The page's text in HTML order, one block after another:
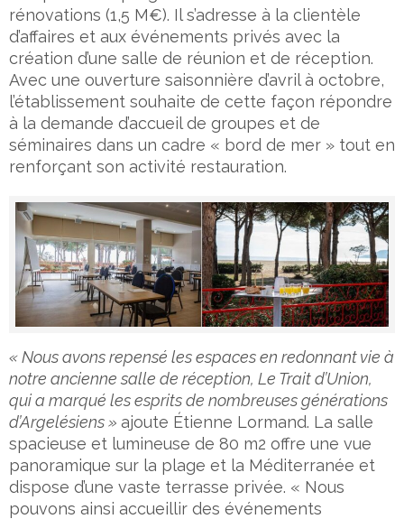
rénovations (1,5 M€). Il s’adresse à la clientèle
d’affaires et aux événements privés avec la
création d’une salle de réunion et de réception.
Avec une ouverture saisonnière d’avril à octobre,
l’établissement souhaite de cette façon répondre
à la demande d’accueil de groupes et de
séminaires dans un cadre « bord de mer » tout en
renforçant son activité restauration.
« Nous avons repensé les espaces en redonnant vie à
notre ancienne salle de réception, Le Trait d’Union,
qui a marqué les esprits de nombreuses générations
d’Argelésiens » ajoute Étienne Lormand. La salle
spacieuse et lumineuse de 80 m2 offre une vue
panoramique sur la plage et la Méditerranée et
dispose d’une vaste terrasse privée. « Nous
pouvons ainsi accueillir des événements